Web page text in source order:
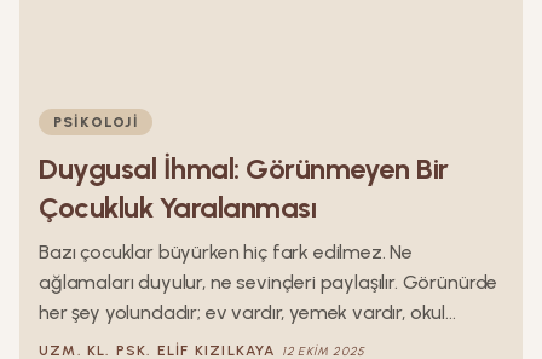
PSIKOLOJI
Duygusal İhmal: Görünmeyen Bir
Çocukluk Yaralanması
Bazı çocuklar büyürken hiç fark edilmez. Ne
ağlamaları duyulur, ne sevinçleri paylaşılır. Görünürde
her şey yolundadır; ev vardır, yemek vardır, okul
vardır… Ama o evin içinde bir eksiklik yankılanır:
UZM. KL. PSK. ELIF KIZILKAYA 12 EKIM 2025